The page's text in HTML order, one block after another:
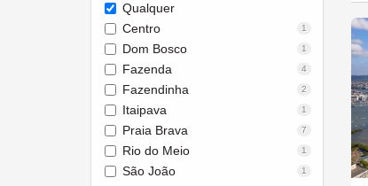
Qualquer
Centro
1
Dom Bosco 1
Fazenda 4
Fazendinha 2
Itaipava 1
Praia Brava 7
Rio do Meio 1
São João 1